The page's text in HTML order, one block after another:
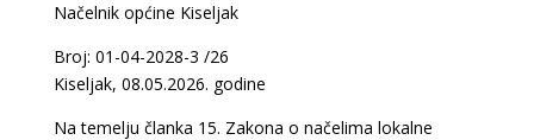
Načelnik općine Kiseljak
Broj: 01-04-2028-3 /26
Kiseljak, 08.05.2026. godine
Na temelju članka 15. Zakona o načelima lokalne